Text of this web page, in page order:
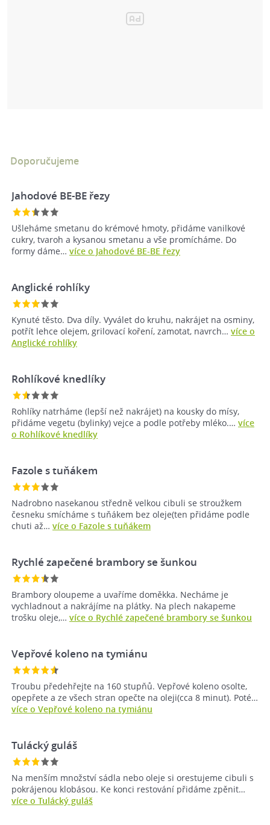
Doporučujeme
Jahodové BE-BE řezy
Ušleháme smetanu do krémové hmoty, přidáme vanilkové
cukry, tvaroh a kysanou smetanu a vše promícháme. Do
formy dáme… více o Jahodové BE-BE řezy
Anglické rohlíky
Kynuté těsto. Dva díly. Vyválet do kruhu, nakrájet na osminy,
potřít lehce olejem, grilovací koření, zamotat, navrch… více o
Anglické rohlíky
Rohlíkové knedlíky
Rohlíky natrháme (lepší než nakrájet) na kousky do mísy,
přidáme vegetu (bylinky) vejce a podle potřeby mléko.… více
o Rohlíkové knedlíky
Fazole s tuňákem
Nadrobno nasekanou středně velkou cibuli se stroužkem
česneku smícháme s tuňákem bez oleje(ten přidáme podle
chuti až… více o Fazole s tuňákem
Rychlé zapečené brambory se šunkou
Brambory oloupeme a uvaříme doměkka. Necháme je
vychladnout a nakrájíme na plátky. Na plech nakapeme
trošku oleje,… více o Rychlé zapečené brambory se šunkou
Vepřové koleno na tymiánu
Troubu předehřejte na 160 stupňů. Vepřové koleno osolte,
opepřete a ze všech stran opečte na oleji(cca 8 minut). Poté…
více o Vepřové koleno na tymiánu
Tulácký guláš
Na menším množství sádla nebo oleje si orestujeme cibuli s
pokrájenou klobásou. Ke konci restování přidáme zpěnit…
více o Tulácký guláš